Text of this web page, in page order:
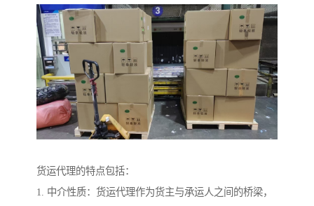
货运代理的特点包括：
1. 中介性质：货运代理作为货主与承运人之间的桥梁，